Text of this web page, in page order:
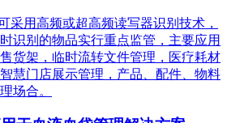
采用高频或超高频读写器识别技术，
识别的物品实行重点监管，主要应用
货架，临时流转文件管理，医疗耗材
慧门店展示管理，产品、配件、物料
场合。